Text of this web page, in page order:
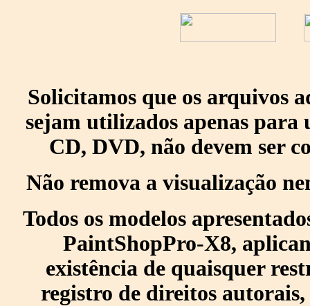
Solicitamos que os arquivos
sejam utilizados apenas para
CD, DVD, não devem ser
Não remova a visualização
Todos os modelos
PaintShopPro-X8,
existência de quaisquer
registro de direitos